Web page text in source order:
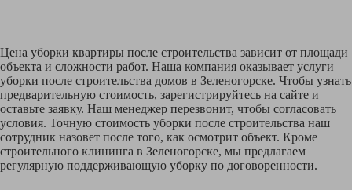
Цена уборки квартиры после строительства зависит от площади
объекта и сложности работ. Наша компания оказывает услуги
уборки после строительства домов в Зеленогорске. Чтобы узнать
предварительную стоимость, зарегистрируйтесь на сайте и
оставьте заявку. Наш менеджер перезвонит, чтобы согласовать
условия. Точную стоимость уборки после строительства наш
сотрудник назовет после того, как осмотрит объект. Кроме
строительного клининга в Зеленогорске, мы предлагаем
регулярную поддерживающую уборку по договоренности.